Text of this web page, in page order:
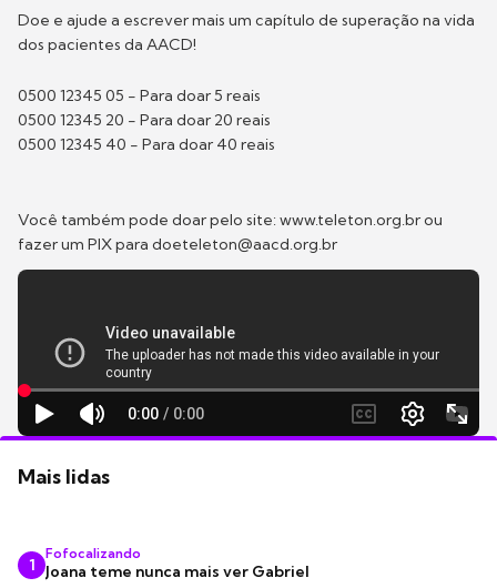
Doe e ajude a escrever mais um capítulo de superação na vida
dos pacientes da AACD!
0500 12345 05 - Para doar 5 reais
0500 12345 20 - Para doar 20 reais
0500 12345 40 - Para doar 40 reais
Você também pode doar pelo site: www.teleton.org.br ou
fazer um PIX para doeteleton@aacd.org.br
Mais lidas
1
Fofocalizando
Joana teme nunca mais ver Gabriel